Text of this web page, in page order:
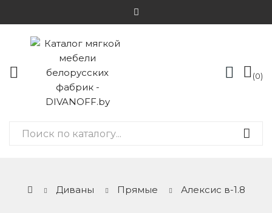
0
Диваны Прямые Алексис в-1.8